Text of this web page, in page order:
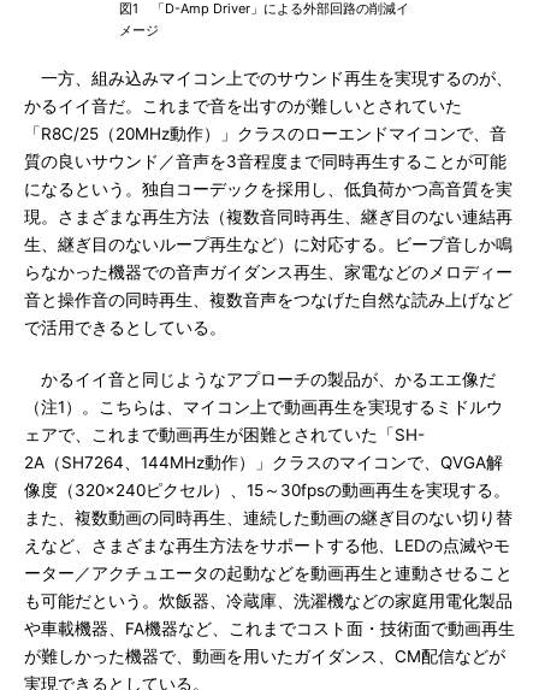
図1 「D-Amp Driver」による外部回路の削減イ
メージ
一方、組み込みマイコン上でのサウンド再生を実現するのが、
かるイイ音だ。これまで音を出すのが難しいとされていた
「R8C/25（20MHz動作）」クラスのローエンドマイコンで、音
質の良いサウンド／音声を3音程度まで同時再生することが可能
になるという。独自コーデックを採用し、低負荷かつ高音質を実
現。さまざまな再生方法（複数音同時再生、継ぎ目のない連結再
生、継ぎ目のないループ再生など）に対応する。ビープ音しか鳴
らなかった機器での音声ガイダンス再生、家電などのメロディー
音と操作音の同時再生、複数音声をつなげた自然な読み上げなど
で活用できるとしている。
かるイイ音と同じようなアプローチの製品が、かるエエ像だ
（注1）。こちらは、マイコン上で動画再生を実現するミドルウ
ェアで、これまで動画再生が困難とされていた「SH-
2A（SH7264、144MHz動作）」クラスのマイコンで、QVGA解
像度（320×240ピクセル）、15～30fpsの動画再生を実現する。
また、複数動画の同時再生、連続した動画の継ぎ目のない切り替
えなど、さまざまな再生方法をサポートする他、LEDの点滅やモ
ーター／アクチュエータの起動などを動画再生と連動させること
も可能だという。炊飯器、冷蔵庫、洗濯機などの家庭用電化製品
や車載機器、FA機器など、これまでコスト面・技術面で動画再生
が難しかった機器で、動画を用いたガイダンス、CM配信などが
実現できるとしている。